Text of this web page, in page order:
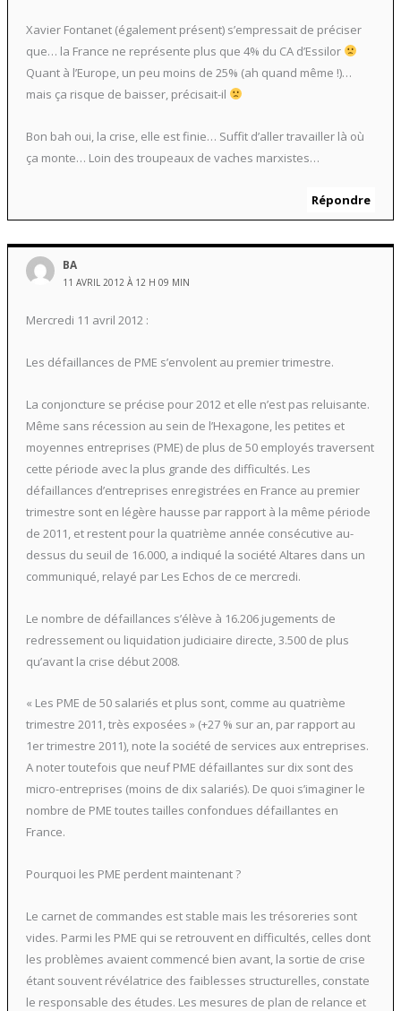
Xavier Fontanet (également présent) s’empressait de préciser
que… la France ne représente plus que 4% du CA d’Essilor
Quant à l’Europe, un peu moins de 25% (ah quand même !)…
mais ça risque de baisser, précisait-il
Bon bah oui, la crise, elle est finie… Suffit d’aller travailler là où
ça monte… Loin des troupeaux de vaches marxistes…
Répondre
BA
11 AVRIL 2012 À 12 H 09 MIN
Mercredi 11 avril 2012 :
Les défaillances de PME s’envolent au premier trimestre.
La conjoncture se précise pour 2012 et elle n’est pas reluisante.
Même sans récession au sein de l’Hexagone, les petites et
moyennes entreprises (PME) de plus de 50 employés traversent
cette période avec la plus grande des difficultés. Les
défaillances d’entreprises enregistrées en France au premier
trimestre sont en légère hausse par rapport à la même période
de 2011, et restent pour la quatrième année consécutive au-
dessus du seuil de 16.000, a indiqué la société Altares dans un
communiqué, relayé par Les Echos de ce mercredi.
Le nombre de défaillances s’élève à 16.206 jugements de
redressement ou liquidation judiciaire directe, 3.500 de plus
qu’avant la crise début 2008.
« Les PME de 50 salariés et plus sont, comme au quatrième
trimestre 2011, très exposées » (+27 % sur an, par rapport au
1er trimestre 2011), note la société de services aux entreprises.
A noter toutefois que neuf PME défaillantes sur dix sont des
micro-entreprises (moins de dix salariés). De quoi s’imaginer le
nombre de PME toutes tailles confondues défaillantes en
France.
Pourquoi les PME perdent maintenant ?
Le carnet de commandes est stable mais les trésoreries sont
vides. Parmi les PME qui se retrouvent en difficultés, celles dont
les problèmes avaient commencé bien avant, la sortie de crise
étant souvent révélatrice des faiblesses structurelles, constate
le responsable des études. Les mesures de plan de relance et